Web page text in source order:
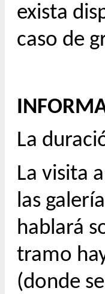
exista
caso de
La
La visita
las
hablará
tramo
(donde